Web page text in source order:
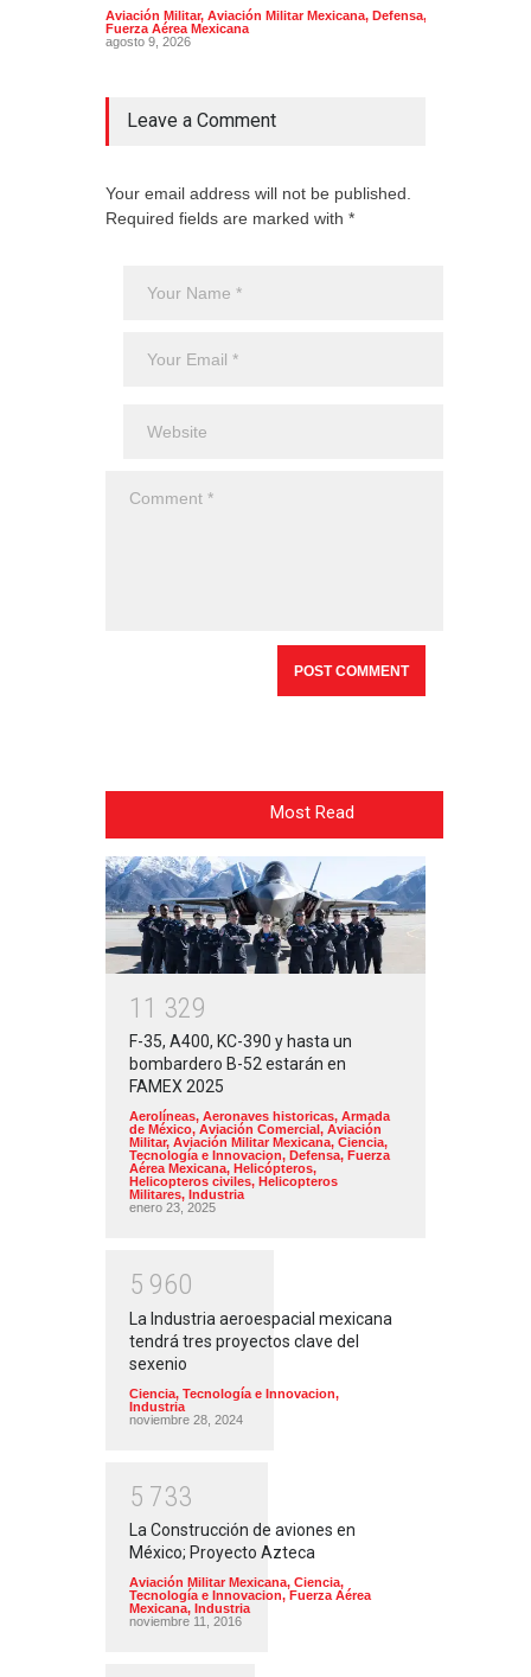
Aviación Militar, Aviación Militar Mexicana, Defensa,
Fuerza Aérea Mexicana
agosto 9, 2026
Leave a Comment
Your email address will not be published.
Required fields are marked with *
Most Read
1 1 329
F-35, A400, KC-390 y hasta un
bombardero B-52 estarán en
FAMEX 2025
Aerolíneas, Aeronaves historicas, Armada
de México, Aviación Comercial, Aviación
Militar, Aviación Militar Mexicana, Ciencia,
Tecnología e Innovacion, Defensa, Fuerza
Aérea Mexicana, Helicópteros,
Helicopteros civiles, Helicopteros
Militares, Industria
enero 23, 2025
5 960
La Industria aeroespacial mexicana
tendrá tres proyectos clave del
sexenio
Ciencia, Tecnología e Innovacion,
Industria
noviembre 28, 2024
5 733
La Construcción de aviones en
México; Proyecto Azteca
Aviación Militar Mexicana, Ciencia,
Tecnología e Innovacion, Fuerza Aérea
Mexicana, Industria
noviembre 11, 2016